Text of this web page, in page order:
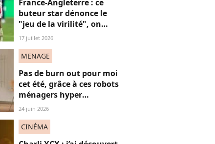
France-Angleterre : ce
buteur star dénonce le
"jeu de la virilité", on
décrypte ses mots pas très
17 juillet 2026
MENAGE
Pas de burn out pour moi
cet été, grâce à ces robots
ménagers hyper
performants
24 juin 2026
CINÉMA